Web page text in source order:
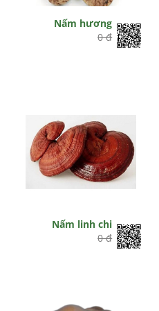
Nấm hương
0 đ
Nấm linh chi
0 đ